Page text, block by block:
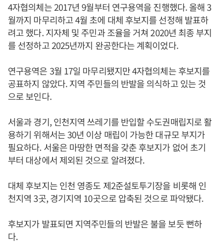
4자협의체는 2017년 9월부터 연구용역을 진행했다. 올해 3
월까지 마무리하고 4월 초에 대체 후보지를 선정해 발표하
려고 했다. 지자체 및 주민과 조율을 거쳐 2020년 최종 부지
를 선정하고 2025년까지 완공한다는 계획이었다.
연구용역은 3월 17일 마무리됐지만 4자협의체는 후보지를
공표하지 않았다. 지역 주민들의 반발을 의식하고 있는 것
으로 보인다.
서울과 경기, 인천지역 쓰레기를 반입할 수도권매립지로 활
용하기 위해서는 30년 이상 매립이 가능한 대규모 부지가
필요하다. 서울은 마땅한 면적을 갖춘 후보지가 없어 초기
부터 대상에서 제외된 것으로 알려졌다.
대체 후보지는 인천 영종도 제2준설토투기장을 비롯해 인
천지역 3곳, 경기지역 10곳으로 압축된 것으로 파악됐다.
후보지가 발표되면 지역주민들의 반발은 불을 보듯 뻔하
다.